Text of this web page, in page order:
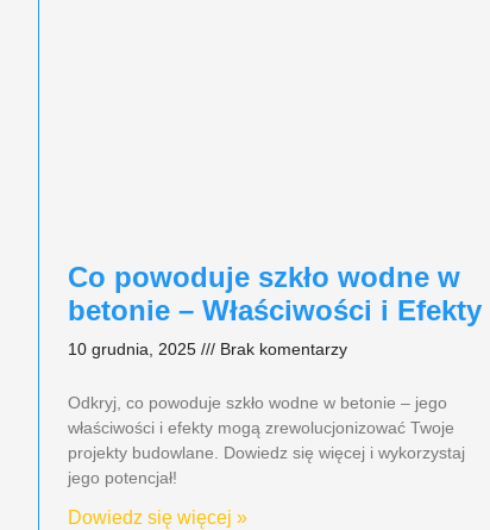
Co powoduje szkło wodne w
betonie – Właściwości i Efekty
10 grudnia, 2025 Brak komentarzy
Odkryj, co powoduje szkło wodne w betonie – jego
właściwości i efekty mogą zrewolucjonizować Twoje
projekty budowlane. Dowiedz się więcej i wykorzystaj
jego potencjał!
Dowiedz się więcej »